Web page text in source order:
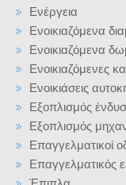
Ενέργεια
Ενοικιαζόμενα
Ενοικιαζόμενα
Ενοικιαζόμενες
Ενοικιάσεις
Εξοπλισμός
Εξοπλισμός
Επαγγελματικοί
Επαγγελματικός